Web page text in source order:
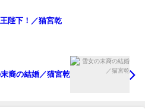
陛下！／猫宮乾
裔の結婚／猫宮乾